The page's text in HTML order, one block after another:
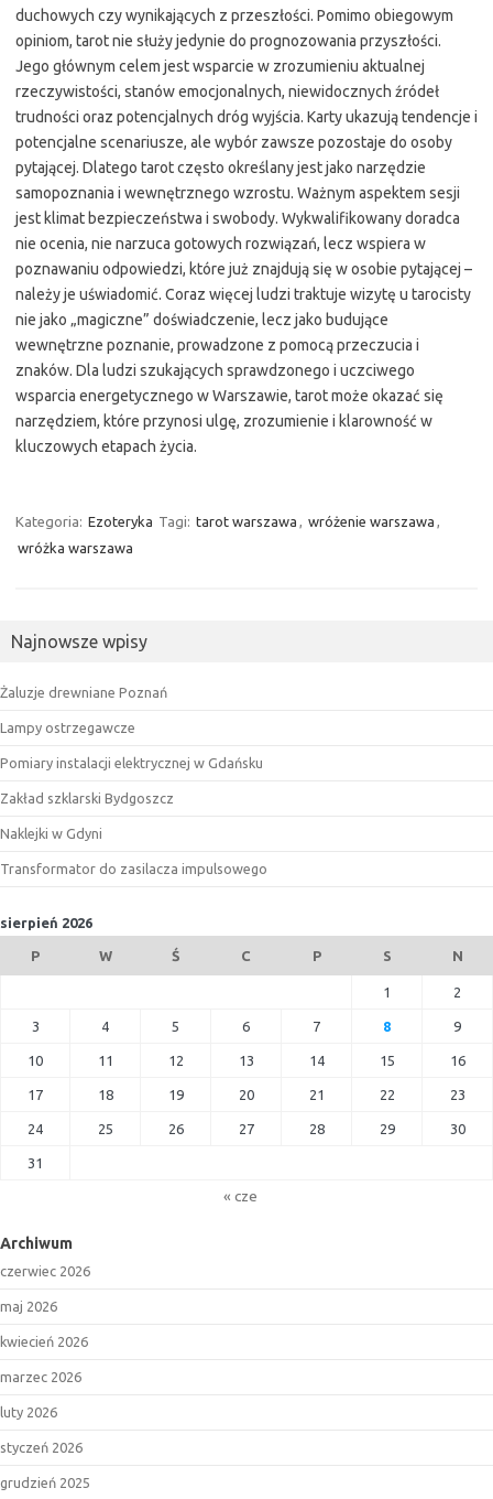
duchowych czy wynikających z przeszłości. Pomimo obiegowym
opiniom, tarot nie służy jedynie do prognozowania przyszłości.
Jego głównym celem jest wsparcie w zrozumieniu aktualnej
rzeczywistości, stanów emocjonalnych, niewidocznych źródeł
trudności oraz potencjalnych dróg wyjścia. Karty ukazują tendencje i
potencjalne scenariusze, ale wybór zawsze pozostaje do osoby
pytającej. Dlatego tarot często określany jest jako narzędzie
samopoznania i wewnętrznego wzrostu. Ważnym aspektem sesji
jest klimat bezpieczeństwa i swobody. Wykwalifikowany doradca
nie ocenia, nie narzuca gotowych rozwiązań, lecz wspiera w
poznawaniu odpowiedzi, które już znajdują się w osobie pytającej –
należy je uświadomić. Coraz więcej ludzi traktuje wizytę u tarocisty
nie jako „magiczne” doświadczenie, lecz jako budujące
wewnętrzne poznanie, prowadzone z pomocą przeczucia i
znaków. Dla ludzi szukających sprawdzonego i uczciwego
wsparcia energetycznego w Warszawie, tarot może okazać się
narzędziem, które przynosi ulgę, zrozumienie i klarowność w
kluczowych etapach życia.
Kategoria: Ezoteryka Tagi: tarot warszawa , wróżenie warszawa ,
wróżka warszawa
Najnowsze wpisy
Żaluzje drewniane Poznań
Lampy ostrzegawcze
Pomiary instalacji elektrycznej w Gdańsku
Zakład szklarski Bydgoszcz
Naklejki w Gdyni
Transformator do zasilacza impulsowego
sierpień 2026
P W Ś C P S N
1 2
3 4 5 6 7 8 9
10 11 12 13 14 15 16
17 18 19 20 21 22 23
24 25 26 27 28 29 30
31
« cze
Archiwum
czerwiec 2026
maj 2026
kwiecień 2026
marzec 2026
luty 2026
styczeń 2026
grudzień 2025